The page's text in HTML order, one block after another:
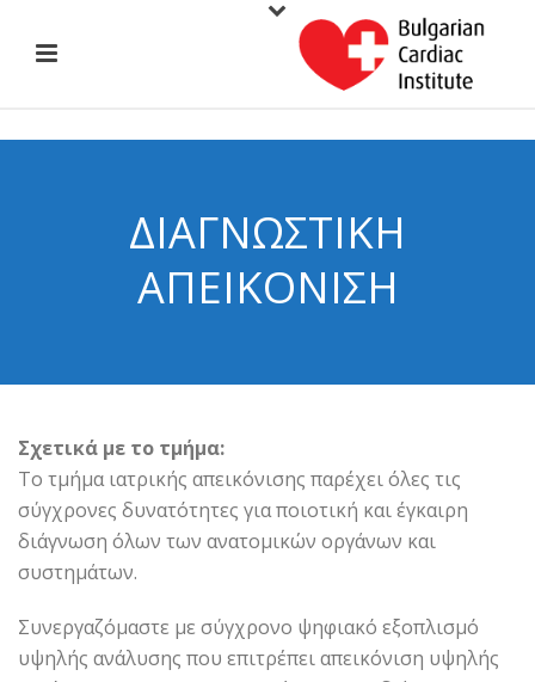
ΔΙΑΓΝΩΣΤΙΚΉ
ΑΠΕΙΚΌΝΙΣΗ
Σχετικά με το τμήμα:
Το τμήμα ιατρικής απεικόνισης παρέχει όλες τις
σύγχρονες δυνατότητες για ποιοτική και έγκαιρη
διάγνωση όλων των ανατομικών οργάνων και
συστημάτων.
Συνεργαζόμαστε με σύγχρονο ψηφιακό εξοπλισμό
υψηλής ανάλυσης που επιτρέπει απεικόνιση υψηλής